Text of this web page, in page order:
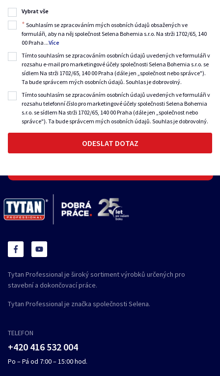
Vybrat vše
* Souhlasím se zpracováním mých osobních údajů obsažených ve
formuláři, aby na něj společnost Selena Bohemia s.r.o. Na strži 1702/65, 140
00 Praha ...Více
Tímto souhlasím se zpracováním osobních údajů uvedených ve formuláři v
rozsahu e-mail pro marketingové účely společnosti Selena Bohemia s.r.o. se
sídlem Na strži 1702/65, 140 00 Praha (dále jen „společnost nebo správce").
Ta bude správcem mých osobních údajů. Souhlas je dobrovolný.
Tímto souhlasím se zpracováním osobních údajů uvedených ve formuláři v
rozsahu telefonní číslo pro marketingové účely společnosti Selena Bohemia
s.r.o. se sídlem Na strži 1702/65, 140 00 Praha (dále jen „společnost nebo
správce"). Ta bude správcem mých osobních údajů. Souhlas je dobrovolný.
Tytan Professional je široký sortiment výrobků určených pro
stavební a dokončovací práce.
Tytan Professional je značka společnosti Selena.
TELEFON
+420 416 532 004
Po – Pá od 7:00 – 15:00 hod.